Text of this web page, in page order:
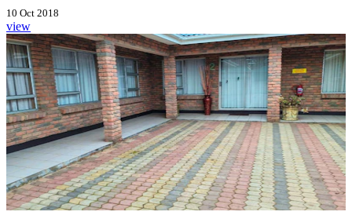
10 Oct 2018
view